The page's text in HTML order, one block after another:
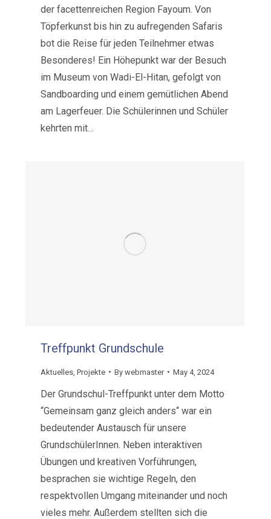
der facettenreichen Region Fayoum. Von
Töpferkunst bis hin zu aufregenden Safaris
bot die Reise für jeden Teilnehmer etwas
Besonderes! Ein Höhepunkt war der Besuch
im Museum von Wadi-El-Hitan, gefolgt von
Sandboarding und einem gemütlichen Abend
am Lagerfeuer. Die Schülerinnen und Schüler
kehrten mit…
Treffpunkt Grundschule
Aktuelles ,Projekte Bywebmaster May 4, 2024
Der Grundschul-Treffpunkt unter dem Motto
“Gemeinsam ganz gleich anders“ war ein
bedeutender Austausch für unsere
GrundschülerInnen. Neben interaktiven
Übungen und kreativen Vorführungen,
besprachen sie wichtige Regeln, den
respektvollen Umgang miteinander und noch
vieles mehr. Außerdem stellten sich die